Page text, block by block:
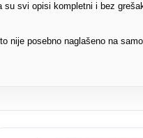
su svi opisi kompletni i bez
nije posebno naglašeno na